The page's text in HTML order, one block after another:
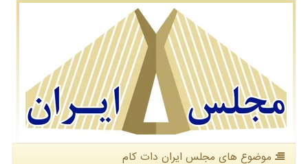
موضوع های مجلس ایران دات كام